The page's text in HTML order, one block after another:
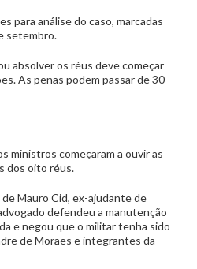
para análise do caso, marcadas
setembro.
absolver os réus deve começar
As penas podem passar de 30
ministros começaram a ouvir as
dos oito réus.
Mauro Cid, ex-ajudante de
defendeu a manutenção
e negou que o militar tenha sido
de Moraes e integrantes da